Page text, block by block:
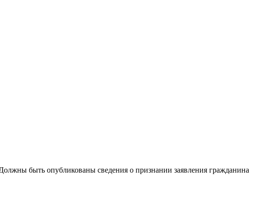
быть опубликованы сведения о признании заявления гражданина